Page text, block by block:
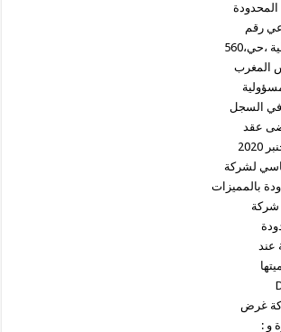
رقم
،حي
في السجل
لشركة
بالمميزات
شركة
عند
و